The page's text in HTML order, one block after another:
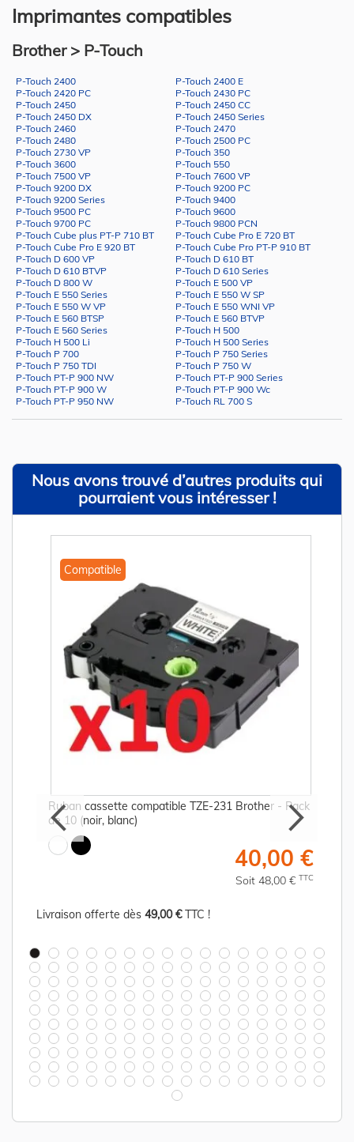
Imprimantes compatibles
Brother > P-Touch
P-Touch 2400
P-Touch 2400 E
P-Touch 2420 PC
P-Touch 2430 PC
P-Touch 2450
P-Touch 2450 CC
P-Touch 2450 DX
P-Touch 2450 Series
P-Touch 2460
P-Touch 2470
P-Touch 2480
P-Touch 2500 PC
P-Touch 2730 VP
P-Touch 350
P-Touch 3600
P-Touch 550
P-Touch 7500 VP
P-Touch 7600 VP
P-Touch 9200 DX
P-Touch 9200 PC
P-Touch 9200 Series
P-Touch 9400
P-Touch 9500 PC
P-Touch 9600
P-Touch 9700 PC
P-Touch 9800 PCN
P-Touch Cube plus PT-P 710 BT
P-Touch Cube Pro E 720 BT
P-Touch Cube Pro E 920 BT
P-Touch Cube Pro PT-P 910 BT
P-Touch D 600 VP
P-Touch D 610 BT
P-Touch D 610 BTVP
P-Touch D 610 Series
P-Touch D 800 W
P-Touch E 500 VP
P-Touch E 550 Series
P-Touch E 550 W SP
P-Touch E 550 W VP
P-Touch E 550 WNI VP
P-Touch E 560 BTSP
P-Touch E 560 BTVP
P-Touch E 560 Series
P-Touch H 500
P-Touch H 500 Li
P-Touch H 500 Series
P-Touch P 700
P-Touch P 750 Series
P-Touch P 750 TDI
P-Touch P 750 W
P-Touch PT-P 900 NW
P-Touch PT-P 900 Series
P-Touch PT-P 900 W
P-Touch PT-P 900 Wc
P-Touch PT-P 950 NW
P-Touch RL 700 S
Nous avons trouvé d’autres produits qui
pourraient vous intéresser !
Compatible
Ruban cassette compatible TZE-231 Brother - Pack
de 10 (noir, blanc)
40,00 €
Soit 48,00 € TTC
Livraison offerte dès 49,00 €TTC !